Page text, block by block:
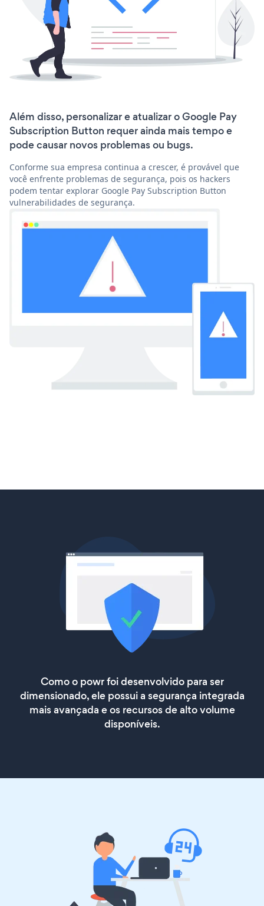
Além disso, personalizar e atualizar o Google Pay
Subscription Button requer ainda mais tempo e
pode causar novos problemas ou bugs.
Conforme sua empresa continua a crescer, é provável que
você enfrente problemas de segurança, pois os hackers
podem tentar explorar Google Pay Subscription Button
vulnerabilidades de segurança.
Como o powr foi desenvolvido para ser
dimensionado, ele possui a segurança integrada
mais avançada e os recursos de alto volume
disponíveis.